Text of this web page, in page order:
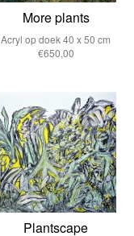
More plants
Acryl op doek 40 x 50 cm
€650,00
Plantscape